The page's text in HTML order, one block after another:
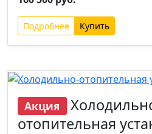
Подробнее
Акция
отопительная